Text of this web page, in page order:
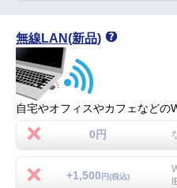
無線LAN(新品)
自宅やオフィスやカフェなどの
0円
+1,500 円(税込)